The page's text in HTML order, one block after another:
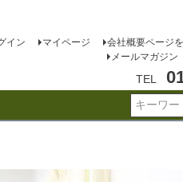
イン マイページ 会社概要ページ
メールマガジン
TEL